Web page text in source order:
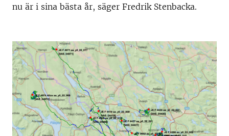
nu är i sina bästa år, säger Fredrik Stenbacka.